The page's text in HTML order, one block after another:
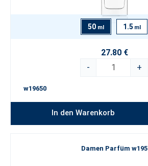
50 ml 1.5 ml
27.80 €
-
+
w19650
In den Warenkorb
Damen Parfüm w195